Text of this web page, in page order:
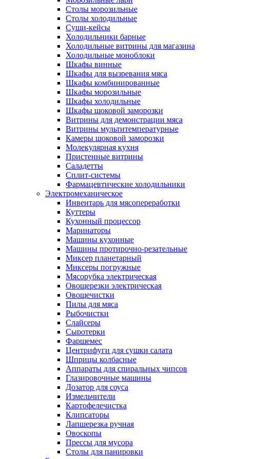
Столы морозильные
Столы холодильные
Суши-кейсы
Холодильники барные
Холодильные витрины для магазина
Холодильные моноблоки
Шкафы винные
Шкафы для вызревания мяса
Шкафы комбинированные
Шкафы морозильные
Шкафы холодильные
Шкафы шоковой заморозки
Витрины для демонстрации мяса
Витрины мультитемпературные
Камеры шоковой заморозки
Молекулярная кухня
Пристенные витрины
Саладетты
Сплит-системы
Фармацевтические холодильники
Электромеханическое
Инвентарь для мясопереработки
Куттеры
Кухонный процессор
Маринаторы
Машины кухонные
Машины протирочно-резательные
Миксер планетарный
Миксеры погружные
Мясорубка электрическая
Овощерезки электрическая
Овощечистки
Пилы для мяса
Рыбочистки
Слайсеры
Сыротерки
Фаршемес
Центрифуги для сушки салата
Шприцы колбасные
Аппараты для спиральных чипсов
Глазировочные машины
Дозатор для соуса
Измельчители
Картофелечистка
Клипсаторы
Лапшерезка ручная
Овоскопы
Прессы для мусора
Столы для панировки